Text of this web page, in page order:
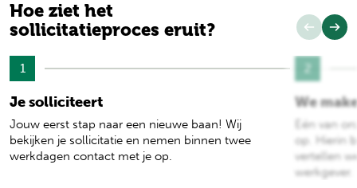
Hoe ziet het
sollicitatieproces eruit?
1
Je solliciteert
Jouw eerst stap naar een nieuwe baan! Wij
bekijken je sollicitatie en nemen binnen twee
werkdagen contact met je op.
We
Eén van
op. Hierin
vertellen
werkgever.